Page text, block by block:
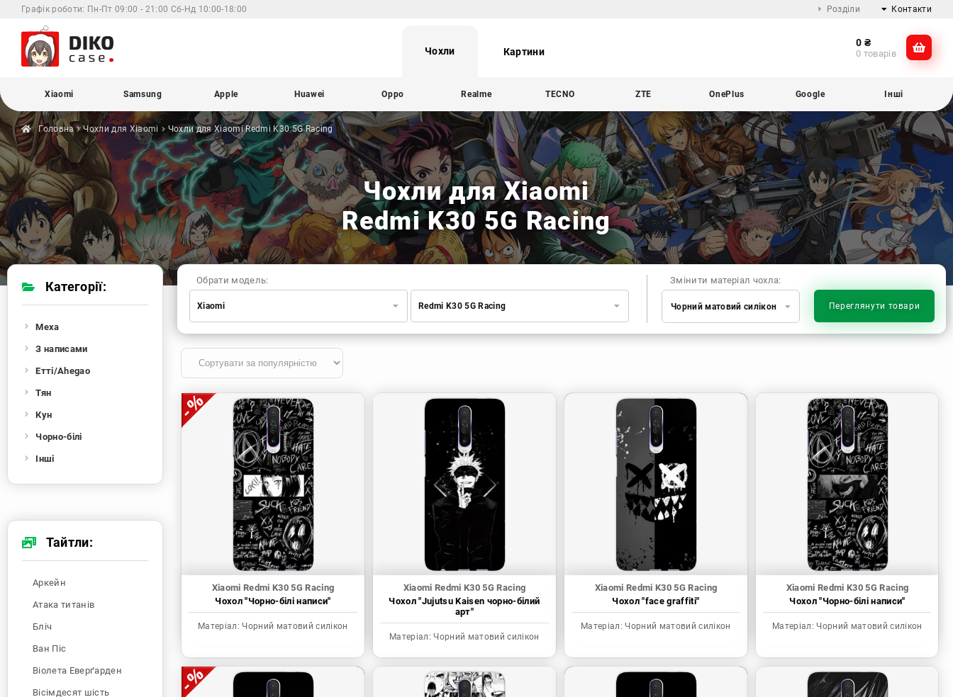
Графік роботи: Пн-Пт 09:00 - 21:00 Сб-Нд 10:00-18:00 Розділи Контакти
@dikocase
Чохли Картини
0 ₴
0 товарів
Xiaomi Samsung Apple Huawei Oppo Realme TECNO ZTE OnePlus Google Інші
Головна Чохли для Xiaomi Чохли для XiaomiRedmi K30 5G Racing
Чохли для Xiaomi
Redmi K30 5G Racing
Змінити матеріал чохла:
Чорний матовий силікон Переглянути товари
Обрати модель:
Xiaomi
Samsung
Huawei
Realme
TECNO
OnePlus
Google
Infinix
Sony
Motorola
Redmi K30 5G Racing
Xiaomi Redmi K30 5G Racing
Чохол "Чорно-білі написи"
Матеріал: Чорний матовий силікон
Xiaomi Redmi K30 5G Racing
Чохол "Jujutsu Kaisen чорно-білий
арт"
Матеріал: Чорний матовий силікон
Xiaomi Redmi K30 5G Racing
Чохол "face graffiti"
Матеріал: Чорний матовий силікон
Xiaomi Redmi K30 5G Racing
Чохол "Чорно-білі написи"
Матеріал: Чорний матовий силікон
Категорії:
Меха
З написами
Етті/Ahegao
Тян
Кун
Чорно-білі
Інші
Тайтли:
Аркейн
Атака титанів
Бліч
Ван Піс
Віолета Еверґарден
Вісімдесят шість